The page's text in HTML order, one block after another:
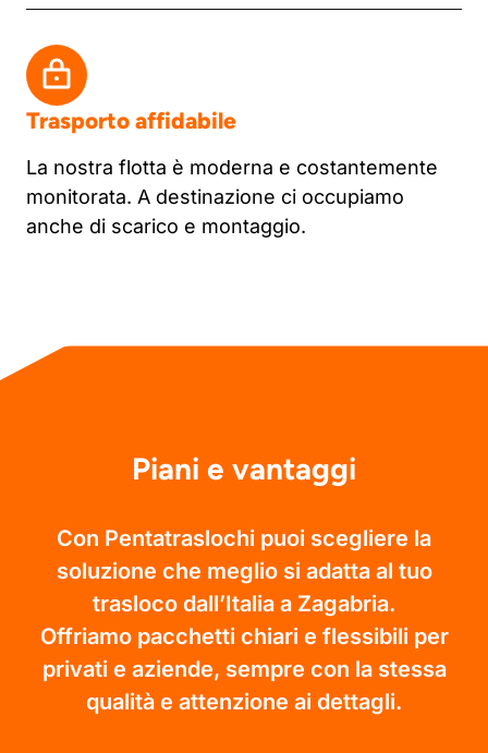
Trasporto affidabile
La nostra flotta è moderna e costantemente
monitorata. A destinazione ci occupiamo
anche di scarico e montaggio.
Piani e vantaggi
Con Pentatraslochi puoi scegliere la
soluzione che meglio si adatta al tuo
trasloco dall’Italia a Zagabria.
Offriamo pacchetti chiari e flessibili per
privati e aziende, sempre con la stessa
qualità e attenzione ai dettagli.